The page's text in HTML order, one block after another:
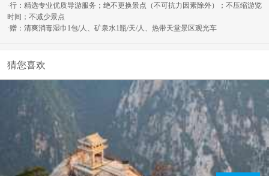
·行：精选专业优质导游服务；绝不更换景点（不可抗力因素除外）；不压缩游览
时间；不减少景点
·赠：清爽消毒湿巾 1包/人、矿泉水1瓶/天/人、热带天堂景区观光车
猜您喜欢